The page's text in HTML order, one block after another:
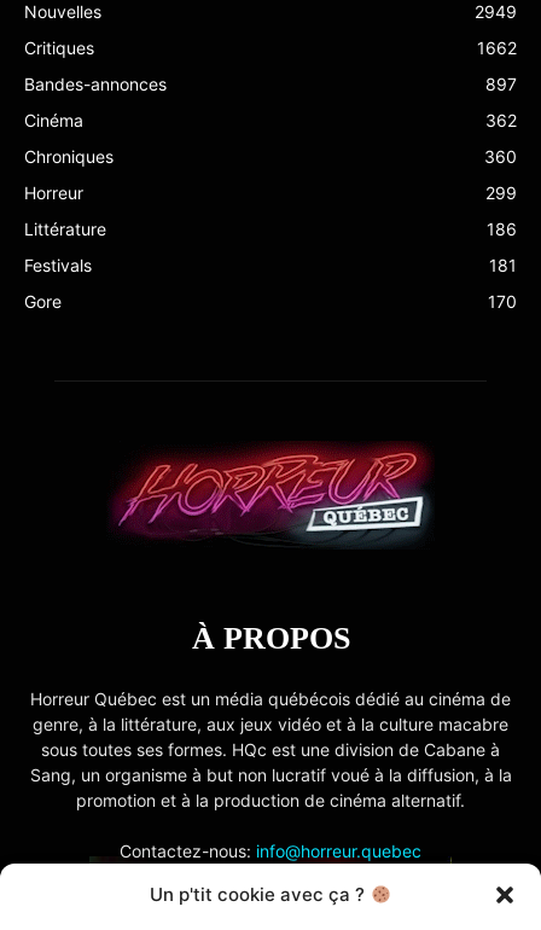
Un p'tit cookie avec ça ?
Nouvelles
2949
Critiques
1662
Bandes-annonces
897
Cinéma
362
Chroniques
360
Horreur
299
Littérature
186
Festivals
181
Gore
170
À PROPOS
Horreur Québec est un média québécois dédié au cinéma de
genre, à la littérature, aux jeux vidéo et à la culture macabre
sous toutes ses formes. HQc est une division de Cabane à
Sang, un organisme à but non lucratif voué à la diffusion, à la
promotion et à la production de cinéma alternatif.
Contactez-nous: info@horreur.quebec